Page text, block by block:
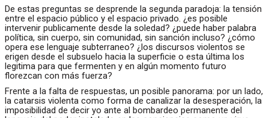
De estas preguntas se desprende la segunda paradoja: la tensión
entre el espacio público y el espacio privado. ¿es posible
intervenir publicamente desde la soledad? ¿puede haber palabra
política, sin cuerpo, sin comunidad, sin sanción incluso? ¿cómo
opera ese lenguaje subterraneo? ¿los discursos violentos se
erigen desde el subsuelo hacia la superficie o esta última los
legitima para que fermenten y en algún momento futuro
florezcan con más fuerza?
Frente a la falta de respuestas, un posible panorama: por un lado,
la catarsis violenta como forma de canalizar la desesperación, la
imposibilidad de decir yo ante al bombardeo permanente del